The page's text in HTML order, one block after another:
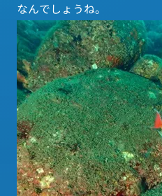
なんでしょうね。